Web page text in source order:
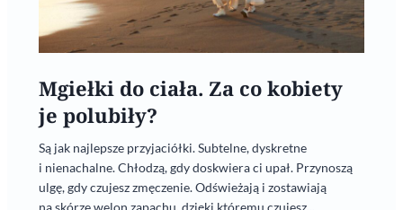
Mgiełki do ciała. Za co kobiety
je polubiły?
Są jak najlepsze przyjaciółki. Subtelne, dyskretne
i nienachalne. Chłodzą, gdy doskwiera ci upał. Przynoszą
ulgę, gdy czujesz zmęczenie. Odświeżają i zostawiają
na skórze welon zapachu, dzięki któremu czujesz...